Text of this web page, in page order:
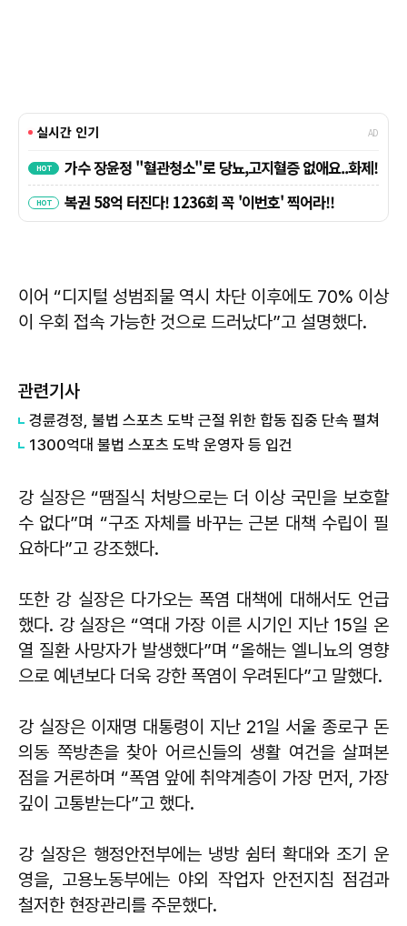
이어 “디지털 성범죄물 역시 차단 이후에도 70% 이상
이 우회 접속 가능한 것으로 드러났다”고 설명했다.
관련기사
경륜경정, ​불법 스포츠 도박 근절 위한 합동 집중 단속 펼쳐
1300억대 불법 스포츠 도박 운영자 등 입건
강 실장은 “땜질식 처방으로는 더 이상 국민을 보호할
수 없다”며 “구조 자체를 바꾸는 근본 대책 수립이 필
요하다”고 강조했다.
또한 강 실장은 다가오는 폭염 대책에 대해서도 언급
했다. 강 실장은 “역대 가장 이른 시기인 지난 15일 온
열 질환 사망자가 발생했다”며 “올해는 엘니뇨의 영향
으로 예년보다 더욱 강한 폭염이 우려된다”고 말했다.
강 실장은 이재명 대통령이 지난 21일 서울 종로구 돈
의동 쪽방촌을 찾아 어르신들의 생활 여건을 살펴본
점을 거론하며 “폭염 앞에 취약계층이 가장 먼저, 가장
깊이 고통받는다”고 했다.
강 실장은 행정안전부에는 냉방 쉼터 확대와 조기 운
영을, 고용노동부에는 야외 작업자 안전지침 점검과
철저한 현장관리를 주문했다.